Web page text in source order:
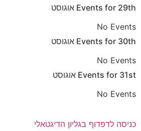
Events for 29th
אוגוסט
No Events
Events for 30th
אוגוסט
No Events
Events for 31st
אוגוסט
No Events
כניסה לדפדוף בגליון הדיגטאלי